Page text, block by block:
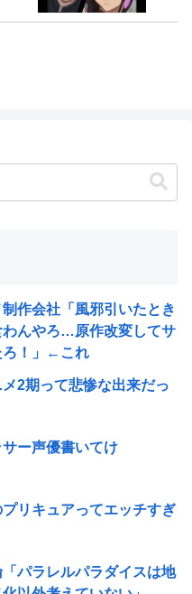
制作会社「風邪引いたとき
わんやろ…原作改変してサ
ろ！」←これ
2期って悲惨な出来だっ
ー声優書いてけ
プリキュアってエッチすぎ
「パラレルパラダイスは地